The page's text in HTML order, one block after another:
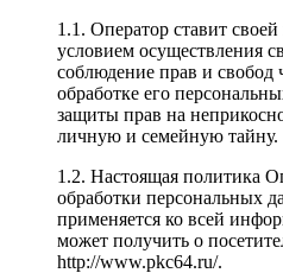
1.1. Оператор ставит
условием осуществления
соблюдение прав и свобод
обработке его
защиты прав на
личную и семейную тайну.
1.2. Настоящая политика
обработки персональных
применяется ко всей
может получить о
http://www.pkc64.ru/.